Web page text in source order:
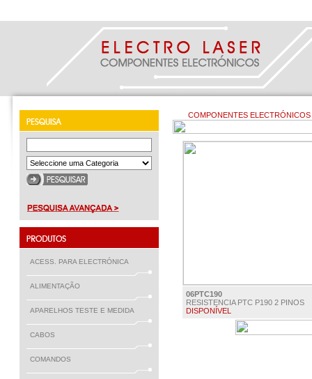
ACESS. PARA ELECTRÓNICA
ALIMENTAÇÃO
APARELHOS TESTE E MEDIDA
CABOS
COMANDOS
COMPONENTES
06PTC190
RESISTENCIA PTC P190 2 PINOS
DISPONÍVEL